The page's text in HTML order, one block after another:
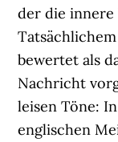
der die innere
bewertet als
Nachricht
leisen Töne:
englischen